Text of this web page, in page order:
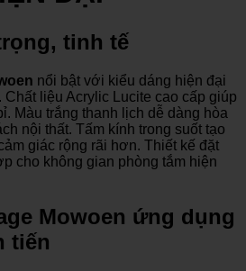
tinh tế
nổi bật với kiểu dáng hiện đại
liệu Acrylic Lucite cao cấp giúp
Màu trắng thanh lịch dễ dàng hòa
nội thất. Tấm kính trong suốt tạo
giác rộng rãi hơn. Thiết kế đặt
cho không gian phòng tắm hiện
Mowoen ứng dụng
tiến